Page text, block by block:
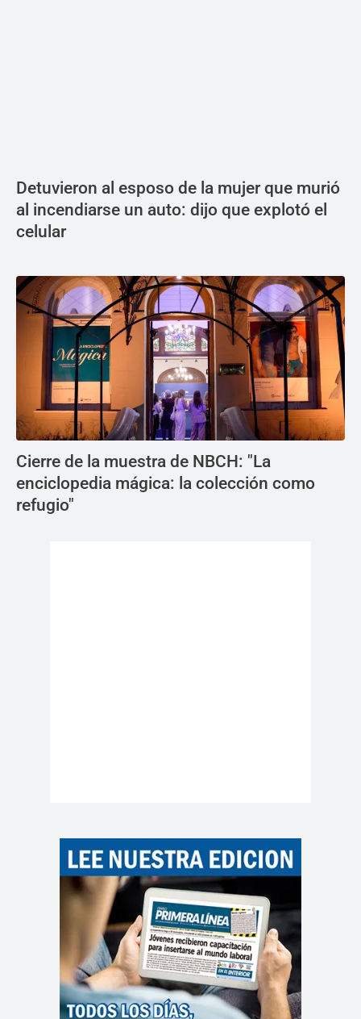
Detuvieron al esposo de la mujer que murió
al incendiarse un auto: dijo que explotó el
celular
Cierre de la muestra de NBCH: "La
enciclopedia mágica: la colección como
refugio"